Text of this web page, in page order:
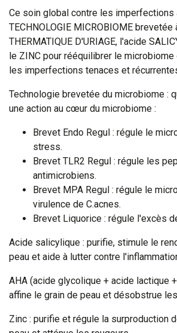
Ce soin global contre les imperfections
TECHNOLOGIE MICROBIOME brevetée
THERMATIQUE D'URIAGE, l'acide
le ZINC pour rééquilibrer le
les imperfections tenaces et
Technologie brevetée du microbiome :
une action au cœur du microbiome :
Brevet Endo Regul : régule le
stress.
Brevet TLR2 Regul : régule les
antimicrobiens.
Brevet MPA Regul : régule le
virulence de C.acnes.
Brevet Liquorice : régule l'excès
Acide salicylique : purifie, stimule le
peau et aide à lutter contre
AHA (acide glycolique + acide lactique
affine le grain de peau et désobstrue
Zinc : purifie et régule la surproduction